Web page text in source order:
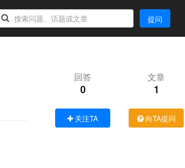
提问
回答
0
文章
1
关注TA 向TA提问